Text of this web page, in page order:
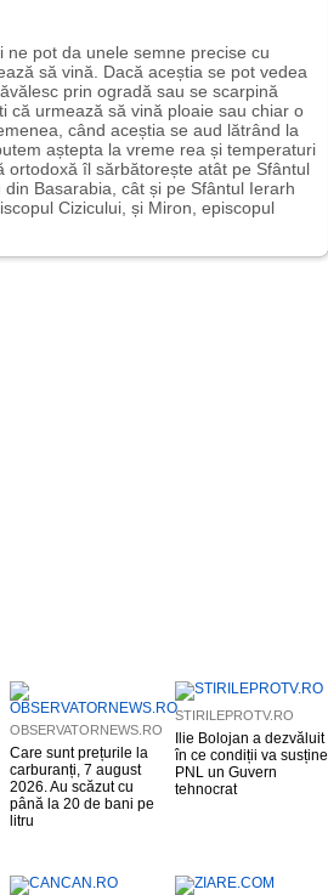
ne pot da unele semne precise cu
să vină. Dacă aceștia se pot vedea
prin ogradă sau se scarpină
că urmează să vină ploaie sau chiar o
când aceștia se aud lătrând la
aștepta la vreme rea și temperaturi
ortodoxă îl sărbătorește atât pe Sfântul
Basarabia, cât și pe Sfântul Ierarh
Cizicului, și Miron, episcopul
OBSERVATORNEWS.RO
Care sunt prețurile la
carburanți, 7 august
2026. Au scăzut cu
până la 20 de bani pe
litru
STIRILEPROTV.RO
Ilie Bolojan a dezvăluit
în ce condiții va susține
PNL un Guvern
tehnocrat